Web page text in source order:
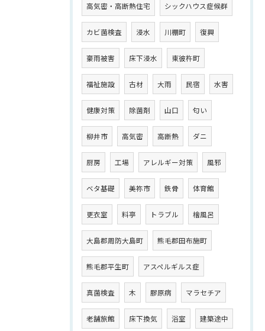
高気密・高断熱住宅 シックハウス症候群
カビ菌検査 浸水 川棚町 復興
豪雨被害 床下浸水 東彼杵町
福祉施設 古材 大雨 民宿 水害
健康対策 除菌剤 山口 匂い
柳井市 高気密 高断熱 ダニ
厨房 工場 アレルギー対策 風邪
ベタ基礎 美祢市 鉄骨 体育館
更衣室 料亭 トラブル 檜風呂
大島郡周防大島町 熊毛郡田布施町
熊毛郡平生町 アスペルギルス症
真菌検査 木 膠原病 マラセチア
老舗旅館 床下換気 浴室 建築途中